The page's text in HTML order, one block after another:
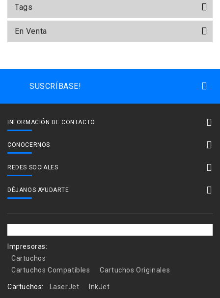
Tags
En Venta
SUSCRÍBASE!
INFORMACIÓN DE CONTACTO
CONOCERNOS
REDES SOCIALES
DÉJANOS AYUDARTE
Impresoras:
Cartuchos
Cartuchos Compatibles
Cartuchos Originales
Cartuchos: LaserJet InkJet